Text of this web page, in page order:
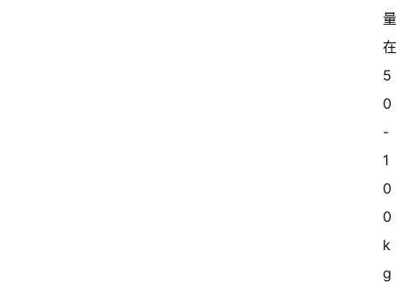
5
0
-
1
0
0
k
g